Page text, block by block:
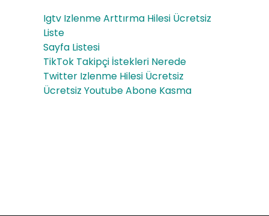
Igtv Izlenme Arttırma Hilesi Ücretsiz
Liste
Sayfa Listesi
TikTok Takipçi İstekleri Nerede
Twitter Izlenme Hilesi Ücretsiz
Ücretsiz Youtube Abone Kasma